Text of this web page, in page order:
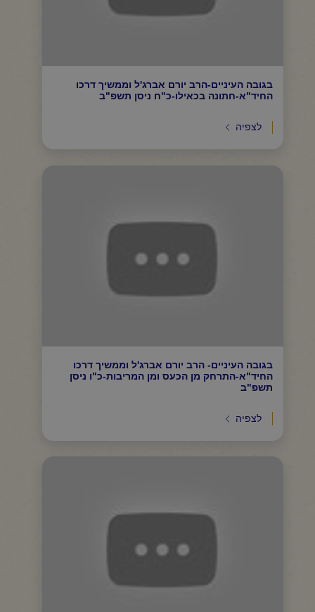
בגובה העיניים-הרב יורם אברג'ל וממשיך דרכו
החיד"א-חתונה בכאילו-כ"ח ניסן תשפ"ב
לצפיה
בגובה העיניים- הרב יורם אברג'ל וממשיך דרכו
החיד"א-התרחק מן הכעס ומן המריבות-כ"ו ניסן
תשפ"ב
לצפיה